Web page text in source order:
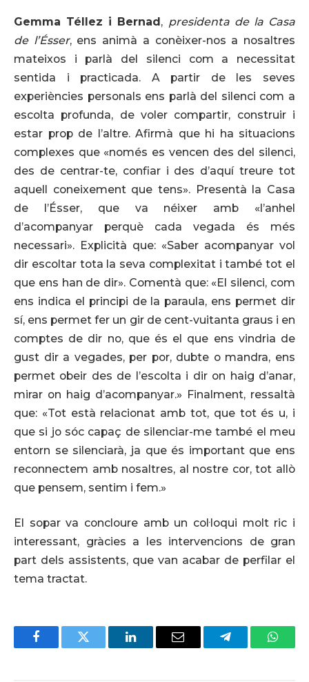
Gemma Téllez i Bernad, presidenta de la Casa
de l’Ésser, ens animà a conèixer-nos a nosaltres
mateixos i parlà del silenci com a necessitat
sentida i practicada. A partir de les seves
experiències personals ens parlà del silenci com a
escolta profunda, de voler compartir, construir i
estar prop de l’altre. Afirmà que hi ha situacions
complexes que «només es vencen des del silenci,
des de centrar-te, confiar i des d’aquí treure tot
aquell coneixement que tens». Presentà la Casa
de l’Ésser, que va néixer amb «l’anhel
d’acompanyar perquè cada vegada és més
necessari». Explicità que: «Saber acompanyar vol
dir escoltar tota la seva complexitat i també tot el
que ens han de dir». Comentà que: «El silenci, com
ens indica el principi de la paraula, ens permet dir
sí, ens permet fer un gir de cent-vuitanta graus i en
comptes de dir no, que és el que ens vindria de
gust dir a vegades, per por, dubte o mandra, ens
permet obeir des de l’escolta i dir on haig d’anar,
mirar on haig d’acompanyar.» Finalment, ressaltà
que: «Tot està relacionat amb tot, que tot és u, i
que si jo sóc capaç de silenciar-me també el meu
entorn se silenciarà, ja que és important que ens
reconnectem amb nosaltres, al nostre cor, tot allò
que pensem, sentim i fem.»
El sopar va concloure amb un col·loqui molt ric i
interessant, gràcies a les intervencions de gran
part dels assistents, que van acabar de perfilar el
tema tractat.
FacebookTwitter LinkedInEmail Telegram